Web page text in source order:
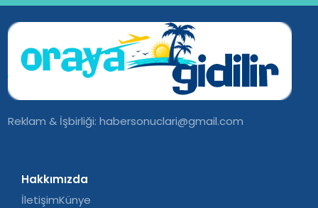
Reklam & İşbirliği:habersonuclari@gmail.com
Hakkımızda
İletişimKünye